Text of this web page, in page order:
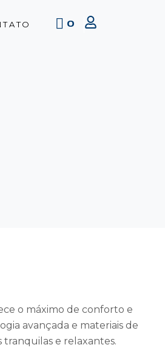
0
o máximo de conforto e
avançada e materiais de
e relaxantes.